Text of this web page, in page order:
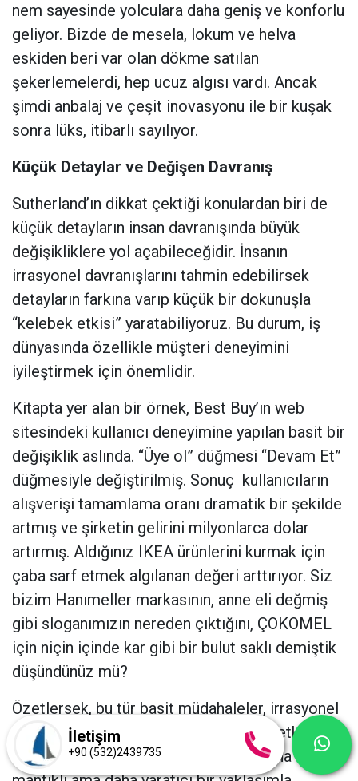
nem sayesinde yolculara daha geniş ve konforlu
geliyor. Bizde de mesela, lokum ve helva
eskiden beri var olan dökme satılan
şekerlemelerdi, hep ucuz algısı vardı. Ancak
şimdi anbalaj ve çeşit inovasyonu ile bir kuşak
sonra lüks, itibarlı sayılıyor.
Küçük Detaylar ve Değişen Davranış
Sutherland’ın dikkat çektiği konulardan biri de
küçük detayların insan davranışında büyük
değişikliklere yol açabileceğidir. İnsanın
irrasyonel davranışlarını tahmin edebilirsek
detayların farkına varıp küçük bir dokunuşla
“kelebek etkisi” yaratabiliyoruz. Bu durum, iş
dünyasında özellikle müşteri deneyimini
iyileştirmek için önemlidir.
Kitapta yer alan bir örnek, Best Buy’ın web
sitesindeki kullanıcı deneyimine yapılan basit bir
değişiklik aslında. “Üye ol” düğmesi “Devam Et”
düğmesiyle değiştirilmiş. Sonuç kullanıcıların
alışverişi tamamlama oranı dramatik bir şekilde
artmış ve şirketin gelirini milyonlarca dolar
artırmış. Aldığınız IKEA ürünlerini kurmak için
çaba sarf etmek algılanan değeri arttırıyor. Siz
bizim Hanımeller markasının, anne eli değmiş
gibi sloganımızın nereden çıktığını, ÇOKOMEL
için niçin içinde kar gibi bir bulut saklı demiştik
düşündünüz mü?
Özetlersek, bu tür basit müdahaleler, irrasyonel
düşüncenin doğru kullanıldığında nasıl etkili
sonuçlar verebileceğini gösteriyor; daha az
İletişim
+90 (532)2439735